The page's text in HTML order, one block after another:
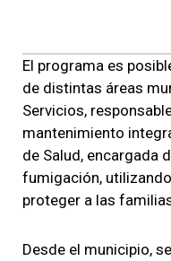
El programa es
de distintas áreas
Servicios,
mantenimiento
de Salud, encargada
fumigación,
proteger a las
Desde el municipio,